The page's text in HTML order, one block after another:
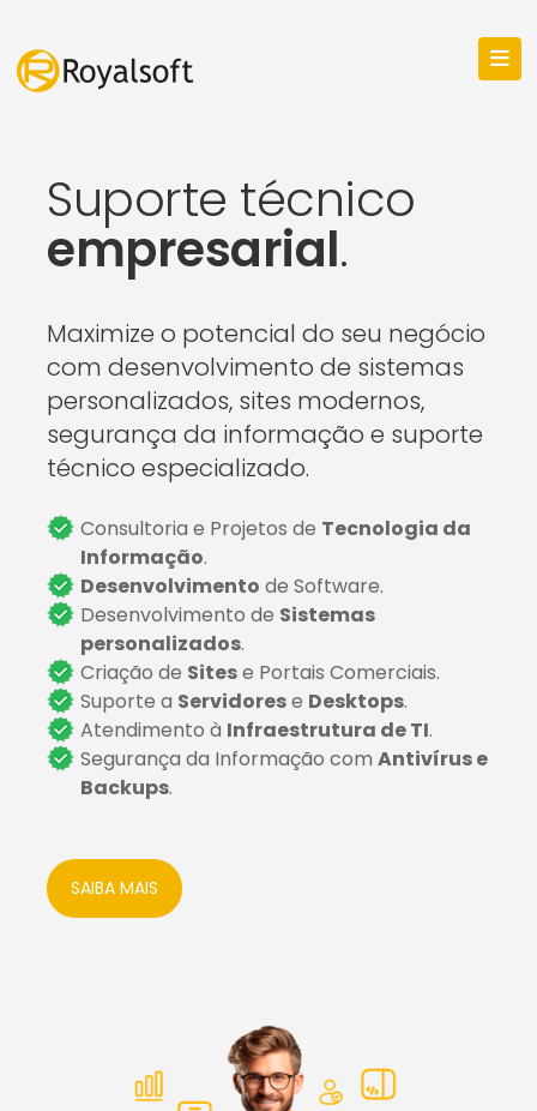
Suporte técnico
empresarial.
Maximize o potencial do seu negócio
com desenvolvimento de sistemas
personalizados, sites modernos,
segurança da informação e suporte
técnico especializado.
Consultoria e Projetos de Tecnologia da
Informação.
Desenvolvimento de Software.
Desenvolvimento de Sistemas
personalizados.
Criação de Sitese Portais Comerciais.
Suporte a Servidorese Desktops.
Atendimento à Infraestrutura de TI.
Segurança da Informação com Antivírus e
Backups.
SAIBA MAIS